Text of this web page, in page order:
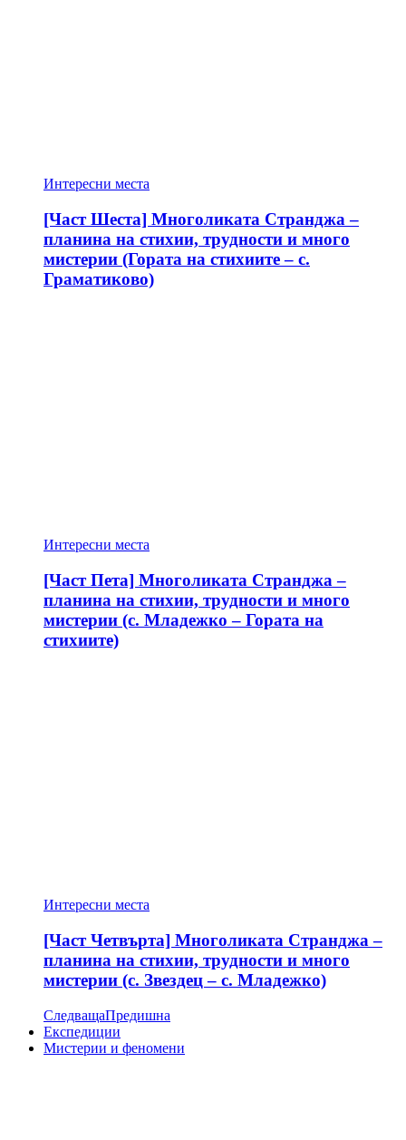
Интересни места
[Част Шеста] Многоликата Странджа –
планина на стихии, трудности и много
мистерии (Гората на стихиите – с.
Граматиково)
Интересни места
[Част Пета] Многоликата Странджа –
планина на стихии, трудности и много
мистерии (с. Младежко – Гората на
стихиите)
Интересни места
[Част Четвърта] Многоликата Странджа –
планина на стихии, трудности и много
мистерии (с. Звездец – с. Младежко)
СледващаПредишна
Експедиции
Мистерии и феномени